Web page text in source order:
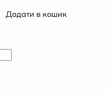
Додати в кошик